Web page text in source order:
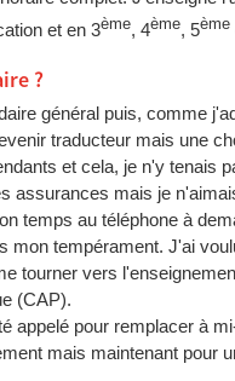
et en 3ème, 4ème, 5ème
?
général puis, comme
traducteur mais une
et cela, je n'y tenais
assurances mais je
temps au téléphone à
mon tempérament. J'ai
tourner vers
(CAP).
appelé pour remplacer à
mais maintenant pour